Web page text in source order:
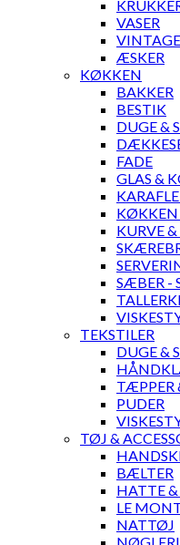
VASER
ÆSKER
KØKKEN
BAKKER
BESTIK
DUGE &
FADE
GLAS &
KØKKEN
KURVE &
SÆBER -
TEKSTILER
DUGE &
TÆPPER
PUDER
TØJ &
BÆLTER
HATTE
LE
NATTØJ